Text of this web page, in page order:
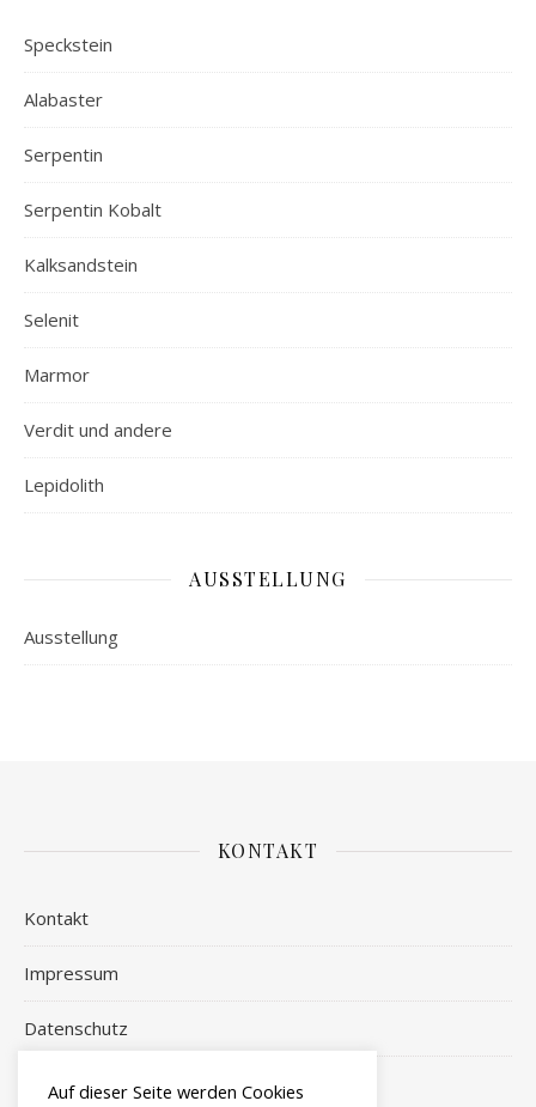
Speckstein
Alabaster
Serpentin
Serpentin Kobalt
Kalksandstein
Selenit
Marmor
Verdit und andere
Lepidolith
AUSSTELLUNG
Ausstellung
KONTAKT
Kontakt
Impressum
Datenschutz
Login
Auf dieser Seite werden Cookies